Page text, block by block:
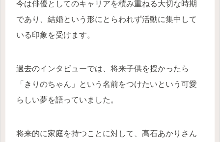
今は俳優としてのキャリアを積み重ねる大切な時期
であり、結婚という形にとらわれず活動に集中して
いる印象を受けます。
過去のインタビューでは、将来子供を授かったら
「きりのちゃん」という名前をつけたいという可愛
らしい夢を語っていました。
将来的に家庭を持つことに対して、髙石あかりさん